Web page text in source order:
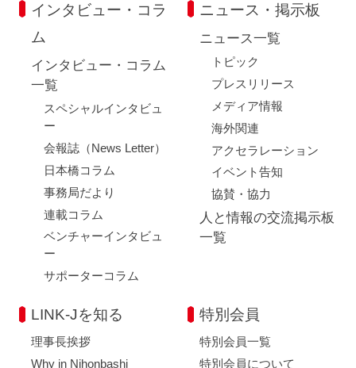
インタビュー・コラ
ム
インタビュー・コラム
一覧
スペシャルインタビュ
ー
会報誌（News Letter）
日本橋コラム
事務局だより
連載コラム
ベンチャーインタビュ
ー
サポーターコラム
ニュース・掲示板
ニュース一覧
トピック
プレスリリース
メディア情報
海外関連
アクセラレーション
イベント告知
協賛・協力
人と情報の交流掲示板
一覧
LINK-Jを知る
理事長挨拶
Why in Nihonbashi
特別会員
特別会員一覧
特別会員について